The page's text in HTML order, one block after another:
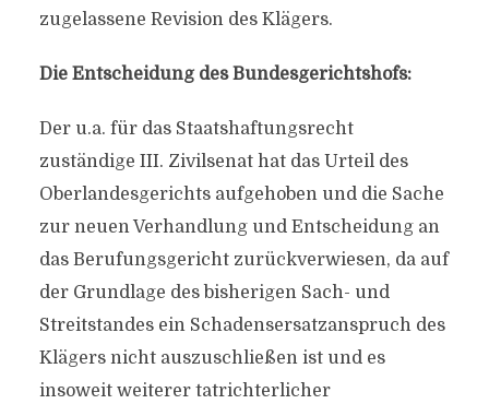
zugelassene Revision des Klägers.
Die Entscheidung des Bundesgerichtshofs:
Der u.a. für das Staatshaftungsrecht
zuständige III. Zivilsenat hat das Urteil des
Oberlandesgerichts aufgehoben und die Sache
zur neuen Verhandlung und Entscheidung an
das Berufungsgericht zurückverwiesen, da auf
der Grundlage des bisherigen Sach- und
Streitstandes ein Schadensersatzanspruch des
Klägers nicht auszuschließen ist und es
insoweit weiterer tatrichterlicher